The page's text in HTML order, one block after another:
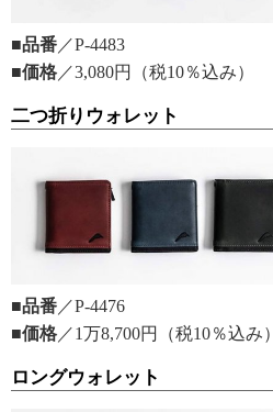
■品番 ／P-4483
■価格 ／3,080円（税10％込み）
二つ折りウォレット
■品番 ／P-4476
■価格 ／1万8,700円（税10％込み）
ロングウォレット